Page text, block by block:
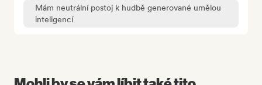
Mám neutrální postoj k hudbě generované umělou
inteligencí